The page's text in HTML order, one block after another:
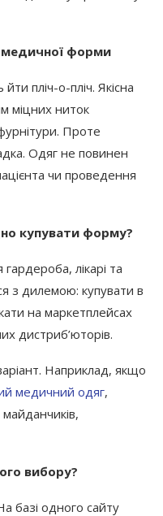
медичної форми
пліч-о-пліч. Якісна
міцних ниток
Проте
Одяг не повинен
чи проведення
купувати форму?
лікарі та
з дилемою: купувати в
на маркетплейсах
дистриб’юторів.
Наприклад, якщо
медичний одяг,
вибору?
базі одного сайту